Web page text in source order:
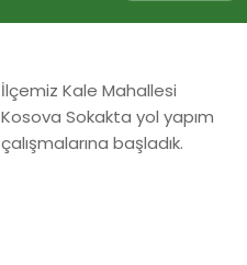
İlçemiz Kale Mahallesi
Kosova Sokakta yol yapım
çalışmalarına başladık.